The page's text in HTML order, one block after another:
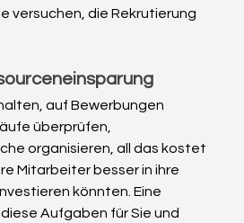
versuchen, die Rekrutierung
auf Bewerbungen
überprüfen,
organisieren, all das kostet
Mitarbeiter besser in ihre
könnten. Eine
Aufgaben für Sie und